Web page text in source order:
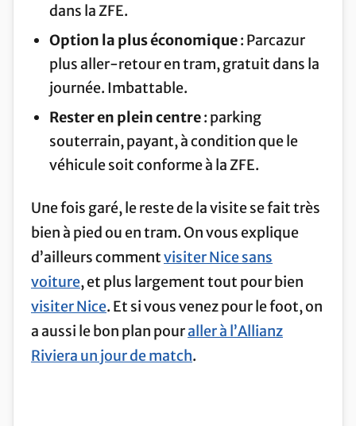
dans la ZFE.
Option la plus économique: Parcazur
plus aller-retour en tram, gratuit dans la
journée. Imbattable.
Rester en plein centre: parking
souterrain, payant, à condition que le
véhicule soit conforme à la ZFE.
Une fois garé, le reste de la visite se fait très
bien à pied ou en tram. On vous explique
d’ailleurs commentvisiter Nice sans
voiture, et plus largement tout pour bien
visiter Nice. Et si vous venez pour le foot, on
a aussi le bon plan pouraller à l’Allianz
Riviera un jour de match.